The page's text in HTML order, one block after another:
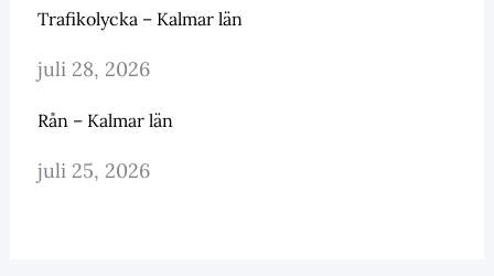
Trafikolycka – Kalmar län
juli 28, 2026
Rån – Kalmar län
juli 25, 2026